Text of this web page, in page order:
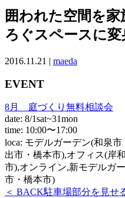
囲われた空間を家
ろぐスペースに変
2016.11.21 | maeda
EVENT
8月 庭づくり無料相談会
date: 8/1sat~31mon
time: 10:00〜17:00
loca: モデルガーデン(和泉
出市・橋本市),オフィス(岸
市),オンライン,新モデルガ
市・橋本市)
＜ BACK駐車場部分を見せ